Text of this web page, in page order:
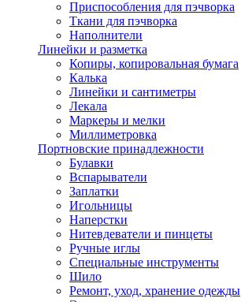
Приспособления для пэчворка
Ткани для пэчворка
Наполнители
Линейки и разметка
Копиры, копировальная бумага
Калька
Линейки и сантиметры
Лекала
Маркеры и мелки
Миллиметровка
Портновские принадлежности
Булавки
Вспарыватели
Заплатки
Игольницы
Наперстки
Нитевдеватели и пинцеты
Ручные иглы
Специальные инструменты
Шило
Ремонт, уход, хранение одежды